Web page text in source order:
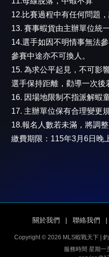
12.比賽過程中有任何問題
13. 賽事蝦貨由主辦單位統
14.選手如因不明情事無法
參賽中途亦不可換人。
15. 為求公平起見，不可影
選手保持距離，勸導一次後
16. 因場地限制不指派解蝦童
17. 主辦單位保有合理變更
18.報名人數若未滿，將調整
繳費期限：115年3月6日晚
關於我們 | 聯絡我們 |
Copyright © 2026 MLS蝦戰天下 |
服務時間 星期一